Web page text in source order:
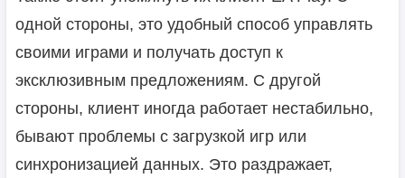
одной стороны, это удобный способ управлять
своими играми и получать доступ к
эксклюзивным предложениям. С другой
стороны, клиент иногда работает нестабильно,
бывают проблемы с загрузкой игр или
синхронизацией данных. Это раздражает,